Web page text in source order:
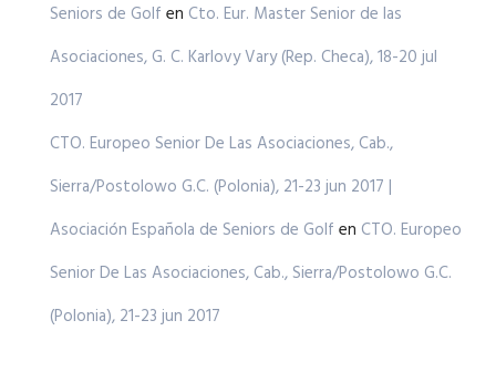
Seniors de Golf en Cto. Eur. Master Senior de las
Asociaciones, G. C. Karlovy Vary (Rep. Checa), 18-20 jul
2017
CTO. Europeo Senior De Las Asociaciones, Cab.,
Sierra/Postolowo G.C. (Polonia), 21-23 jun 2017 |
Asociación Española de Seniors de Golf en CTO. Europeo
Senior De Las Asociaciones, Cab., Sierra/Postolowo G.C.
(Polonia), 21-23 jun 2017